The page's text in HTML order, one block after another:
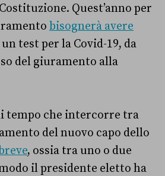
Quest’anno per
bisognerà avere
test per la Covid-19, da
del giuramento alla
tempo che intercorre tra
del nuovo capo dello
, ossia tra uno o due
il presidente eletto ha